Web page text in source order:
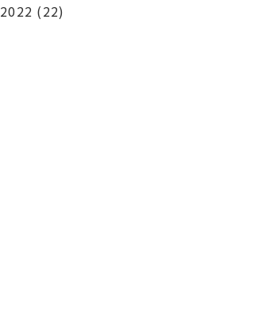
2022 (22)